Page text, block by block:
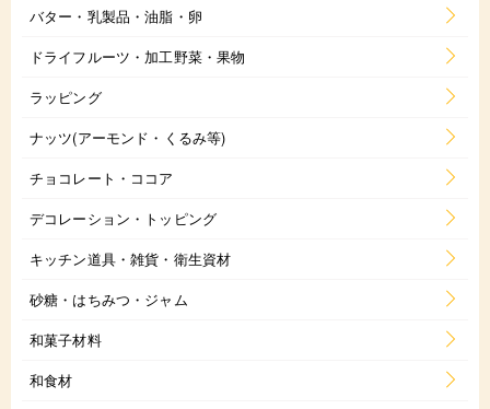
バター・乳製品・油脂・卵
ドライフルーツ・加工野菜・果物
ラッピング
ナッツ(アーモンド・くるみ等)
チョコレート・ココア
デコレーション・トッピング
キッチン道具・雑貨・衛生資材
砂糖・はちみつ・ジャム
和菓子材料
和食材